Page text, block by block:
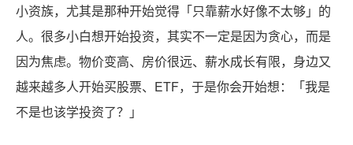
小资族，尤其是那种开始觉得「只靠薪水好像不太够」的
人。很多小白想开始投资，其实不一定是因为贪心，而是
因为焦虑。物价变高、房价很远、薪水成长有限，身边又
越来越多人开始买股票、ETF，于是你会开始想：「我是
不是也该学投资了？」